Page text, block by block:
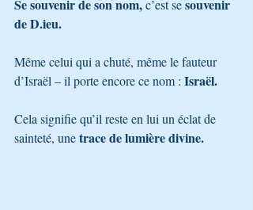
Se souvenir de son nom, c’est se souvenir
de D.ieu.
Même celui qui a chuté, même le fauteur
d’Israël – il porte encore ce nom : Israël.
Cela signifie qu’il reste en lui un éclat de
sainteté, une trace de lumière divine.